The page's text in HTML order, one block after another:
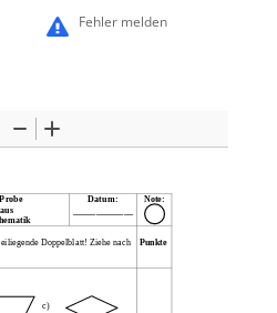
Fehler melden
Zoom
aus
Datum:
Note:
Doppelblatt! Ziehe nach
Punkte
c)